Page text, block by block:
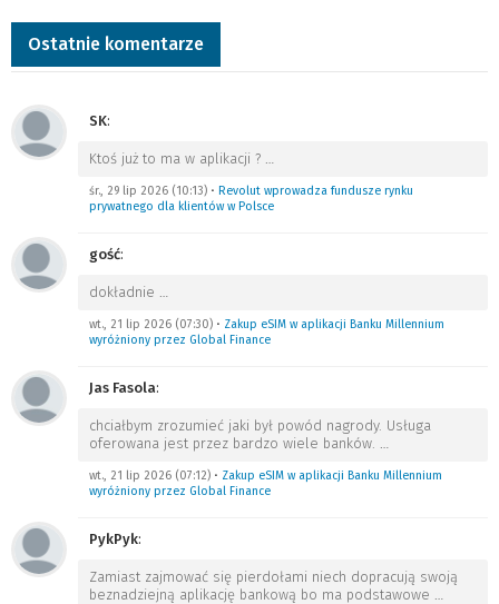
Ostatnie komentarze
SK:
Ktoś już to ma w aplikacji ? …
śr., 29 lip 2026 (10:13) • Revolut wprowadza fundusze rynku
prywatnego dla klientów w Polsce
gość:
dokładnie …
wt., 21 lip 2026 (07:30) • Zakup eSIM w aplikacji Banku Millennium
wyróżniony przez Global Finance
Jas Fasola:
chciałbym zrozumieć jaki był powód nagrody. Usługa
oferowana jest przez bardzo wiele banków. …
wt., 21 lip 2026 (07:12) • Zakup eSIM w aplikacji Banku Millennium
wyróżniony przez Global Finance
PykPyk:
Zamiast zajmować się pierdołami niech dopracują swoją
beznadziejną aplikację bankową bo ma podstawowe …